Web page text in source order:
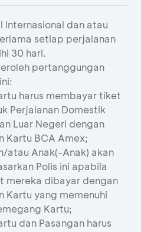
Internasional dan atau
setiap perjalanan
30 hari.
pertanggungan
harus membayar tiket
Perjalanan Domestik
Luar Negeri dengan
Kartu BCA Amex;
atau Anak(-Anak) akan
Polis ini apabila
mereka dibayar dengan
Kartu yang memenuhi
Kartu;
dan Pasangan harus